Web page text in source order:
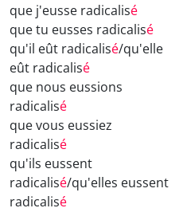
que j'eusse radicalisé
que tu eusses radicalisé
qu'il eût radicalisé/qu'elle
eût radicalisé
que nous eussions
radicalisé
que vous eussiez
radicalisé
qu'ils eussent
radicalisé/qu'elles eussent
radicalisé